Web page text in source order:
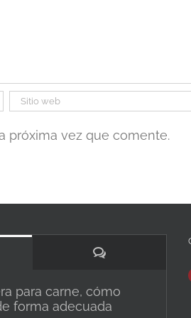
próxima vez que comente.
Comentarios
para carne, cómo
forma adecuada